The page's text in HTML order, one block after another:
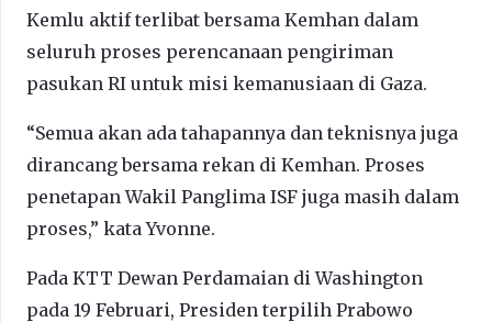
Kemlu aktif terlibat bersama Kemhan dalam
seluruh proses perencanaan pengiriman
pasukan RI untuk misi kemanusiaan di Gaza.
“Semua akan ada tahapannya dan teknisnya juga
dirancang bersama rekan di Kemhan. Proses
penetapan Wakil Panglima ISF juga masih dalam
proses,” kata Yvonne.
Pada KTT Dewan Perdamaian di Washington
pada 19 Februari, Presiden terpilih Prabowo